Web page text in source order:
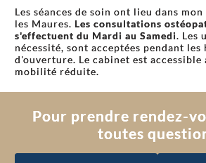
Les séances de soin ont lieu dans
les Maures. Les consultations
s'effectuent du Mardi au Samedi. Les
nécessité, sont acceptées pendant les
d'ouverture. Le cabinet est accessible
mobilité réduite.
Pour prendre rendez-
toutes